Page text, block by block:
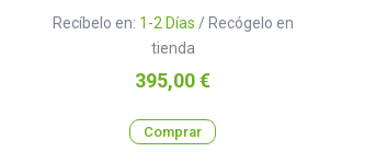
Recíbelo en: 1-2 Días / Recógelo en
tienda
Precio
395,00 €
Comprar